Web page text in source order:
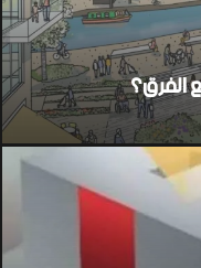
الفرق؟